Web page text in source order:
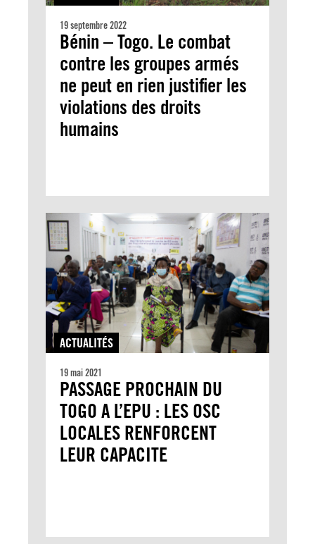
19 septembre 2022
Bénin – Togo. Le combat
contre les groupes armés
ne peut en rien justifier les
violations des droits
humains
ACTUALITÉS
19 mai 2021
PASSAGE PROCHAIN DU
TOGO A L’EPU : LES OSC
LOCALES RENFORCENT
LEUR CAPACITE